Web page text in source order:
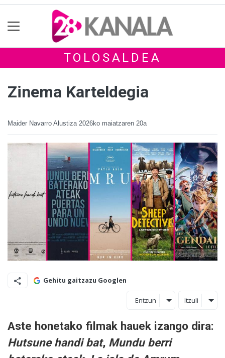
TOLOSALDEA
Zinema Karteldegia
Maider Navarro Alustiza 2026ko maiatzaren 20a
Gehitu gaitzazu Googlen
Entzun Itzuli
Aste honetako filmak hauek izango dira:
Hutsune handi bat, Mundu berri